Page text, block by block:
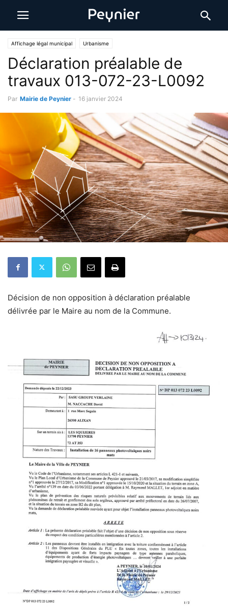
Affichage légal municipal Urbanisme
Déclaration préalable de
travaux 013-072-23-L0092
Par Mairie de Peynier - 16 janvier 2024
Décision de non opposition à déclaration préalable
délivrée par le Maire au nom de la Commune.